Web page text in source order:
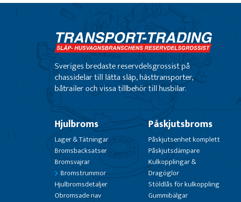
Sveriges bredaste reservdelsgrossist på
chassidelar till lätta släp, hästtransporter,
båtrailer och vissa tillbehör till husbilar.
Hjulbroms
Lager & Tätningar
Bromsbacksatser
Bromsvajrar
Bromstrummor
Hjulbromsdetaljer
Obromsade nav
Påskjutsbroms
Påskjutsenhet komplett
Påskjutsdämpare
Kulkopplingar &
Dragöglor
Stöldlås för kulkoppling
Gummibälgar